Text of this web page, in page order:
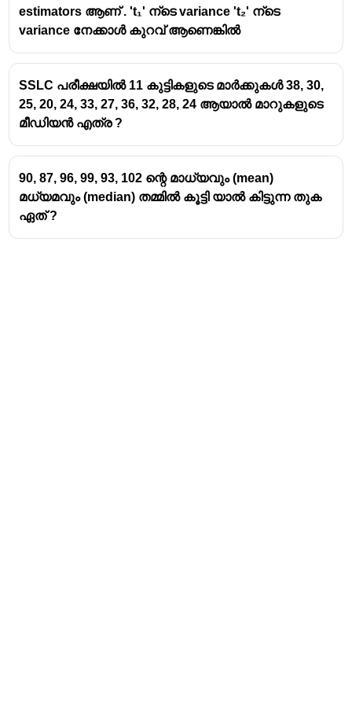
estimators ആണ് . 't₁' ന്ടെ variance 't₂' ന്ടെ
variance നേക്കാൾ കുറവ് ആണെങ്കിൽ
SSLC പരീക്ഷയിൽ 11 കുട്ടികളുടെ മാർക്കുകൾ 38, 30,
25, 20, 24, 33, 27, 36, 32, 28, 24 ആയാൽ മാറുകളുടെ
മീഡിയൻ എത്ര ?
90, 87, 96, 99, 93, 102 ന്റെ മാധ്യവും (mean)
മധ്യമവും (median) തമ്മിൽ കൂട്ടി യാൽ കിട്ടുന്ന തുക
ഏത് ?